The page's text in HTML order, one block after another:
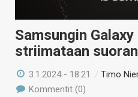
Samsungin Galaxy
striimataan
3.1.2024 - 18:21 /Timo
Kommentit (0)